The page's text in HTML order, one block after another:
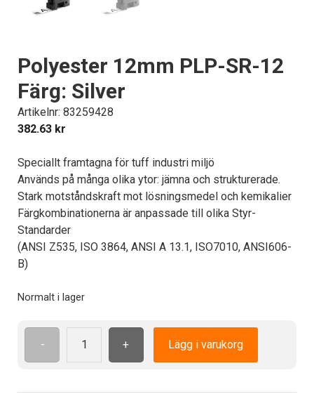
Polyester 12mm PLP-SR-12
Färg: Silver
Artikelnr: 83259428
382.63 kr
Speciallt framtagna för tuff industri miljö
Används på många olika ytor: jämna och strukturerade.
Stark motståndskraft mot lösningsmedel och kemikalier
Färgkombinationerna är anpassade till olika Styr-
Standarder
(ANSI Z535, ISO 3864, ANSI A 13.1, ISO7010, ANSI606-
B)
Normalt i lager
-
Polyester
+ Lägg i varukorg